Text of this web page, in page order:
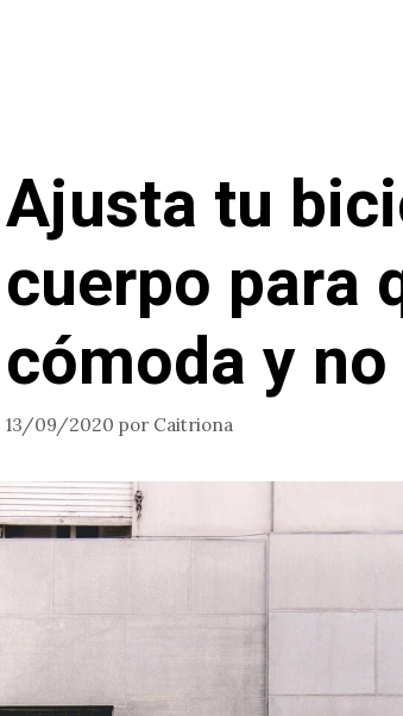
Ajusta tu
cuerpo para
cómoda y
13/09/2020 por Caitriona